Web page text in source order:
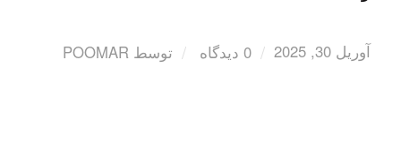
آوریل 30, 2025 / 0 دیدگاه / توسط POOMAR